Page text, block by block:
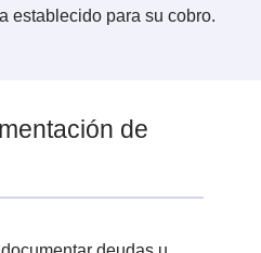
Por ejemplo,pagarés
o nominativo. Este último
emitido y representar las
vencidos.